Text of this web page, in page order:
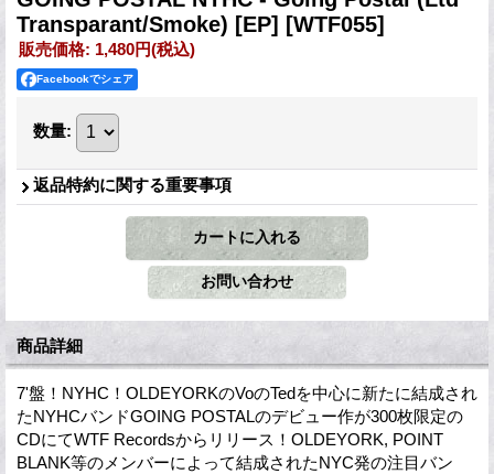
Transparant/Smoke) [EP] [WTF055]
販売価格: 1,480円(税込)
Facebookでシェア
数量:
返品特約に関する重要事項
商品詳細
7'盤！NYHC！OLDEYORKのVoのTedを中心に新たに結成され
たNYHCバンドGOING POSTALのデビュー作が300枚限定の
CDにてWTF Recordsからリリース！OLDEYORK, POINT
BLANK等のメンバーによって結成されたNYC発の注目バン